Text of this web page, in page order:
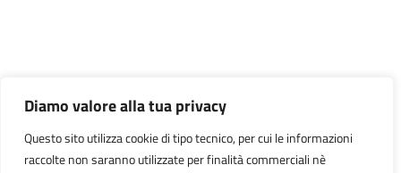
Diamo valore alla tua privacy
Questo sito utilizza cookie di tipo tecnico, per cui le informazioni
raccolte non saranno utilizzate per finalità commerciali nè